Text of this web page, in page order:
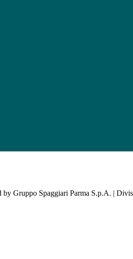
by Gruppo Spaggiari Parma S.p.A. |